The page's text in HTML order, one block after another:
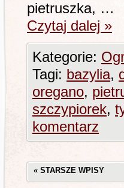
pietruszka, …
Czytaj dalej »
Kategorie:
Tagi: bazylia,
oregano,
szczypiorek,
komentarz
« STARSZE WPISY